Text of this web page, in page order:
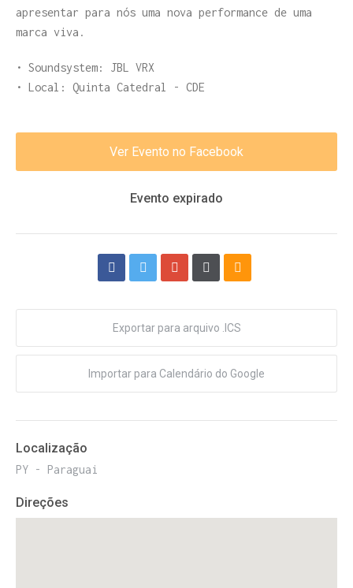
apresentar para nós uma nova performance de uma
marca viva.
• Soundsystem: JBL VRX
• Local: Quinta Catedral - CDE
Ver Evento no Facebook
Evento expirado
Exportar para arquivo .ICS
Importar para Calendário do Google
Localização
PY - Paraguai
Direções